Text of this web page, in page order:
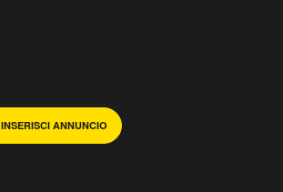
INSERISCI ANNUNCIO